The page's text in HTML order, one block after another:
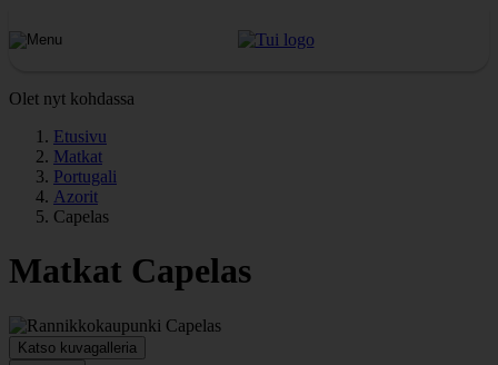
Olet nyt kohdassa
Etusivu
Matkat
Portugali
Azorit
Capelas
Matkat Capelas
Katso kuvagalleria